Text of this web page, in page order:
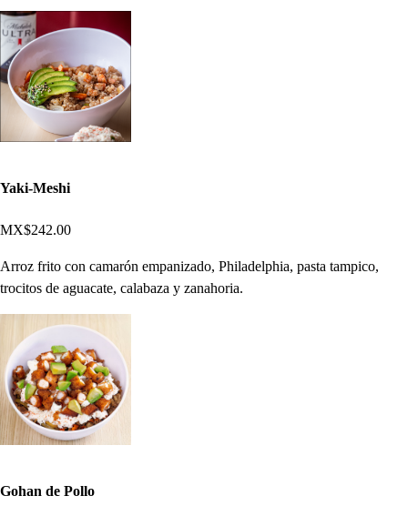
Yaki-Meshi
MX$242.00
Arroz frito con camarón empanizado, Philadelphia, pasta tampico,
trocitos de aguacate, calabaza y zanahoria.
Gohan de Pollo